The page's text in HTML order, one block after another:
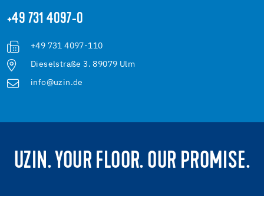
+49 731 4097-0
+49 731 4097-110
Dieselstraße 3. 89079 Ulm
info@uzin.de
UZIN. YOUR FLOOR. OUR PROMISE.